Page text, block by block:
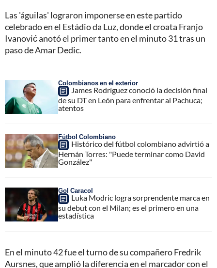
Las 'águilas' lograron imponerse en este partido
celebrado en el Estádio da Luz, donde el croata Franjo
Ivanović anotó el primer tanto en el minuto 31 tras un
paso de Amar Dedic.
Colombianos en el exterior
James Rodríguez conoció la decisión final
de su DT en León para enfrentar al Pachuca;
atentos
Fútbol Colombiano
Histórico del fútbol colombiano advirtió a
Hernán Torres: "Puede terminar como David
González"
Gol Caracol
Luka Modric logra sorprendente marca en
su debut con el Milan; es el primero en una
estadística
En el minuto 42 fue el turno de su compañero Fredrik
Aursnes, que amplió la diferencia en el marcador con el